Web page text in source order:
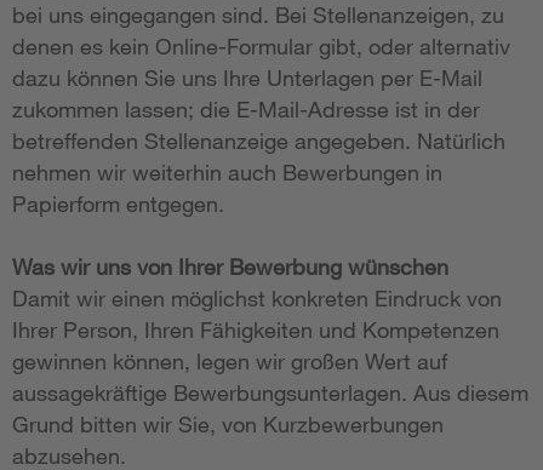
bei uns eingegangen sind. Bei Stellenanzeigen, zu
denen es kein Online-Formular gibt, oder alternativ
dazu können Sie uns Ihre Unterlagen per E-Mail
zukommen lassen; die E-Mail-Adresse ist in der
betreffenden Stellenanzeige angegeben. Natürlich
nehmen wir weiterhin auch Bewerbungen in
Papierform entgegen.
Was wir uns von Ihrer Bewerbung wünschen
Damit wir einen möglichst konkreten Eindruck von
Ihrer Person, Ihren Fähigkeiten und Kompetenzen
gewinnen können, legen wir großen Wert auf
aussagekräftige Bewerbungsunterlagen. Aus diesem
Grund bitten wir Sie, von Kurzbewerbungen
abzusehen.